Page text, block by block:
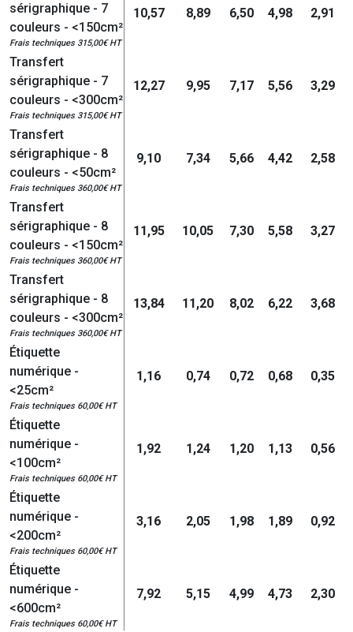
sérigraphique - 7
couleurs - <150cm²
Frais techniques 315,00€ HT
10,57 8,89 6,50 4,98 2,91
Transfert
sérigraphique - 7
couleurs - <300cm²
Frais techniques 315,00€ HT
12,27 9,95 7,17 5,56 3,29
Transfert
sérigraphique - 8
couleurs - <50cm²
Frais techniques 360,00€ HT
9,10 7,34 5,66 4,42 2,58
Transfert
sérigraphique - 8
couleurs - <150cm²
Frais techniques 360,00€ HT
11,95 10,05 7,30 5,58 3,27
Transfert
sérigraphique - 8
couleurs - <300cm²
Frais techniques 360,00€ HT
13,84 11,20 8,02 6,22 3,68
Étiquette
numérique -
<25cm²
Frais techniques 60,00€ HT
1,16 0,74 0,72 0,68 0,35
Étiquette
numérique -
<100cm²
Frais techniques 60,00€ HT
1,92 1,24 1,20 1,13 0,56
Étiquette
numérique -
<200cm²
Frais techniques 60,00€ HT
3,16 2,05 1,98 1,89 0,92
Étiquette
numérique -
<600cm²
Frais techniques 60,00€ HT
7,92 5,15 4,99 4,73 2,30